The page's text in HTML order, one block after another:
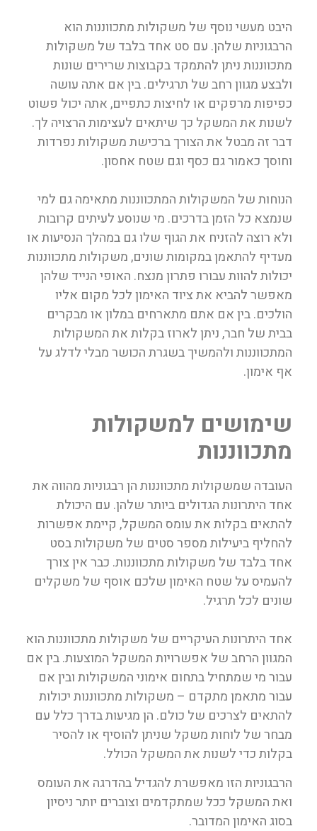
היבט מעשי נוסף של משקולות מתכווננות הוא
הרבגוניות שלהן. עם סט אחד בלבד של משקולות
מתכווננות ניתן להתמקד בקבוצות שרירים שונות
ולבצע מגוון רחב של תרגילים. בין אם אתה עושה
כפיפות מרפקים או לחיצות כתפיים, אתה יכול פשוט
לשנות את המשקל כך שיתאים לעצימות הרצויה לך.
דבר זה מבטל את הצורך ברכישת משקולות נפרדות
וחוסך כאמור גם כסף וגם שטח אחסון.
הנוחות של המשקולות המתכווננות מתאימה גם למי
שנמצא כל הזמן בדרכים. מי שנוסע לעיתים קרובות
ולא רוצה להזניח את הגוף שלו גם במהלך הנסיעות או
מעדיף להתאמן במקומות שונים, משקולות מתכווננות
יכולות להוות עבורו פתרון מנצח. האופי הנייד שלהן
מאפשר להביא את ציוד האימון לכל מקום אליו
הולכים. בין אם אתם מתארחים במלון או מבקרים
בבית של חבר, ניתן לארוז בקלות את המשקולות
המתכווננות ולהמשיך בשגרת הכושר מבלי לדלג על
אף אימון.
שימושים למשקולות
מתכווננות
העובדה שמשקולות מתכווננות הן רבגוניות מהווה את
אחד היתרונות הגדולים ביותר שלהן. עם היכולת
להתאים בקלות את עומס המשקל, קיימת אפשרות
להחליף ביעילות מספר סטים של משקולות בסט
אחד בלבד של משקולות מתכווננות. כבר אין צורך
להעמיס על שטח האימון שלכם אוסף של משקלים
שונים לכל תרגיל.
אחד היתרונות העיקריים של משקולות מתכווננות הוא
המגוון הרחב של אפשרויות המשקל המוצעות. בין אם
עבור מי שמתחיל בתחום אימוני המשקולות ובין אם
עבור מתאמן מתקדם – משקולות מתכווננות יכולות
להתאים לצרכים של כולם. הן מגיעות בדרך כלל עם
מבחר של לוחות משקל שניתן להוסיף או להסיר
בקלות כדי לשנות את המשקל הכולל.
הרבגוניות הזו מאפשרת להגדיל בהדרגה את העומס
ואת המשקל ככל שמתקדמים וצוברים יותר ניסיון
בסוג האימון המדובר.